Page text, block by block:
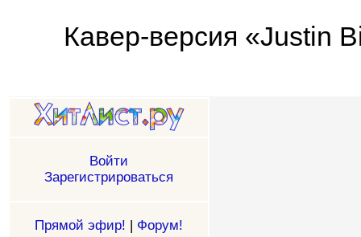
Кавер-версия «Justin
Войти
Зарегистрироваться
Прямой эфир! | Форум!